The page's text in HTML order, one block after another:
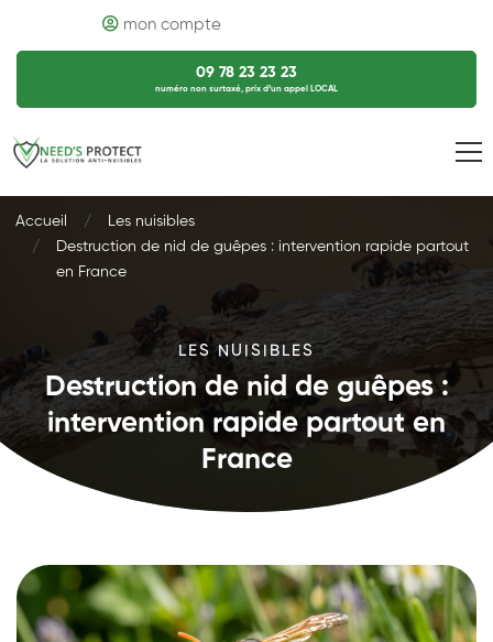
mon compte
09 78 23 23 23
numéro non surtaxé, prix d’un appel LOCAL
Accueil
Les nuisibles
Destruction de nid de guêpes : intervention rapide partout
en France
LES NUISIBLES
Destruction de nid de guêpes :
intervention rapide partout en
France